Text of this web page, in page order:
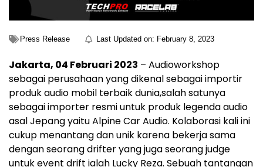
Press Release Last Updated on: February 8, 2023
Jakarta, 04 Februari 2023 – Audioworkshop
sebagai perusahaan yang dikenal sebagai importir
produk audio mobil terbaik dunia,salah satunya
sebagai importer resmi untuk produk legenda audio
asal Jepang yaitu Alpine Car Audio. Kolaborasi kali ini
cukup menantang dan unik karena bekerja sama
dengan seorang drifter yang juga seorang judge
untuk event drift ialah Lucky Reza. Sebuah tantangan